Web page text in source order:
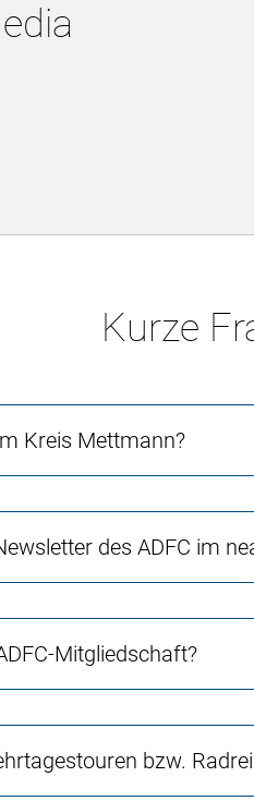
Kurze
Kreis Mettmann?
des ADFC im
Mitgliedschaft?
bzw.